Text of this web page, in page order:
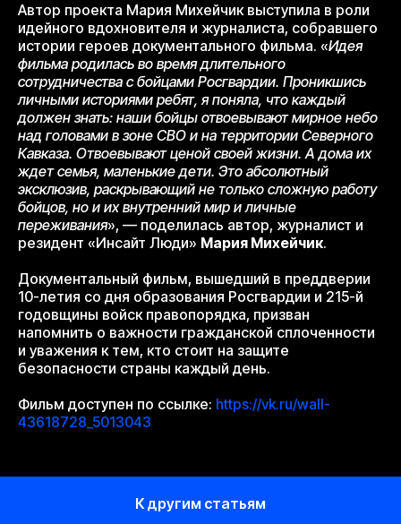
Автор проекта Мария Михейчик выступила в роли
идейного вдохновителя и журналиста, собравшего
истории героев документального фильма. «Идея
фильма родилась во время длительного
сотрудничества с бойцами Росгвардии. Проникшись
личными историями ребят, я поняла, что каждый
должен знать: наши бойцы отвоевывают мирное небо
над головами в зоне СВО и на территории Северного
Кавказа. Отвоевывают ценой своей жизни. А дома их
ждет семья, маленькие дети. Это абсолютный
эксклюзив, раскрывающий не только сложную работу
бойцов, но и их внутренний мир и личные
переживания», — поделилась автор, журналист и
резидент «Инсайт Люди» Мария Михейчик.
Документальный фильм, вышедший в преддверии
10-летия со дня образования Росгвардии и 215-й
годовщины войск правопорядка, призван
напомнить о важности гражданской сплоченности
и уважения к тем, кто стоит на защите
безопасности страны каждый день.
Фильм доступен по ссылке: https://vk.ru/wall-
43618728_5013043
К другим статьям